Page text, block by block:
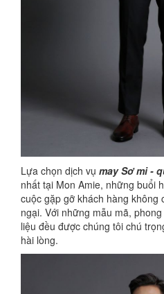
Lựa chọn dịch vụ may Sơ mi -
nhất tại Mon Amie, những buổi
cuộc gặp gỡ khách hàng không
ngại. Với những mẫu mã,
liệu đều được chúng tôi chú
hài lòng.